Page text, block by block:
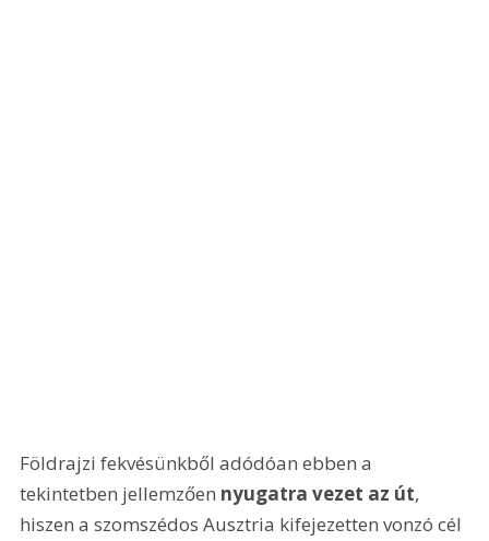
Földrajzi fekvésünkből adódóan ebben a
tekintetben jellemzően nyugatra vezet az út,
hiszen a szomszédos Ausztria kifejezetten vonzó cél